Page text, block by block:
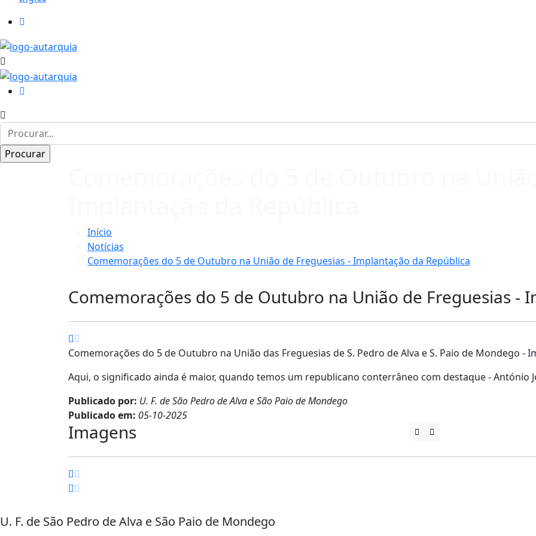
Início
Notícias
Comemorações do 5 de Outubro na União de Freguesias - Implantação da República
Comemorações do 5 de Outubro na União de Freguesias -
Comemorações do 5 de Outubro na União das Freguesias de S. Pedro de Alva e S. Paio de Mondego -
Aqui, o significado ainda é maior, quando temos um republicano conterrâneo com destaque - António
Publicado por: U. F. de São Pedro de Alva e São Paio de Mondego
Publicado em: 05-10-2025
Imagens
U. F. de São Pedro de Alva e São Paio de Mondego